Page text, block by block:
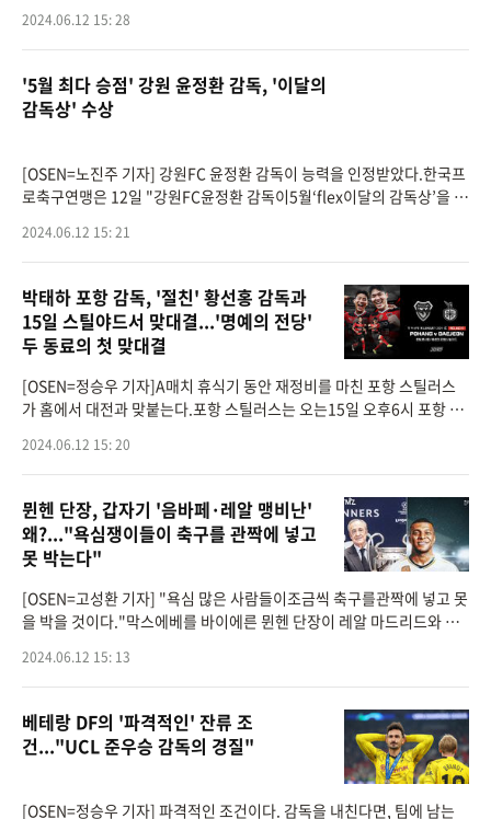
밝히며 성공적인 대회가
2024.06.12 15: 28
'5월 최다 승점' 강원 윤정환 감독, '이달의
감독상' 수상
[OSEN=노진주 기자] 강원FC 윤정환 감독이 능력을 인정받았다.한국프
로축구연맹은 12일 "강원FC윤정환 감독이5월‘flex이달의 감독상’을 수
4승1무
2024.06.12 15: 21
박태하 포항 감독, '절친' 황선홍 감독과
15일 스틸야드서 맞대결...'명예의 전당'
두 동료의 첫 맞대결
[OSEN=정승우 기자]A매치 휴식기 동안 재정비를 마친 포항 스틸러스
가 홈에서 대전과 맞붙는다.포항 스틸러스는 오는15일 오후6시 포항 스
다. 20일 만에 찾아온 홈
2024.06.12 15: 20
뮌헨 단장, 갑자기 '음바페·레알 맹비난'
왜?..."욕심쟁이들이 축구를 관짝에 넣고
못 박는다"
[OSEN=고성환 기자] "욕심 많은 사람들이조금씩 축구를관짝에 넣고 못
을 박을 것이다."막스에베를 바이에른 뮌헨 단장이 레알 마드리드와 킬
바이에른
2024.06.12 15: 13
베테랑 DF의 '파격적인' 잔류 조
건..."UCL 준우승 감독의 경질"
[OSEN=정승우 기자] 파격적인 조건이다. 감독을 내친다면, 팀에 남는